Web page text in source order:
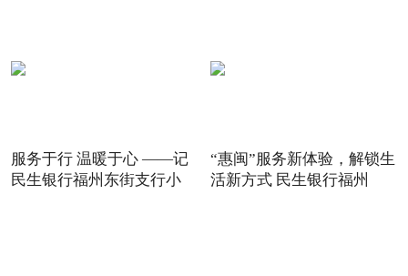
服务于行 温暖于心 ——记
民生银行福州东街支行小
“惠闽”服务新体验，解锁生
活新方式 民生银行福州